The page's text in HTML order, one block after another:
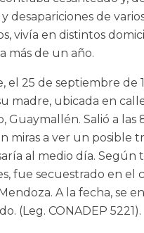
desapariciones de
vivía en distintos
más de un año.
el 25 de septiembre de
madre, ubicada en
Guaymallén. Salió a las
miras a ver un posible
al medio día. Según
fue secuestrado en el
A la fecha, se
(Leg. CONADEP 5221).